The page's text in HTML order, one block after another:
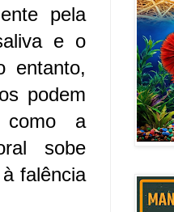
pela
e o
entanto,
podem
como a
sobe
falência